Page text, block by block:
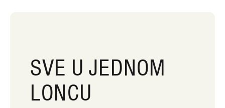
SVE U JEDNOM
LONCU